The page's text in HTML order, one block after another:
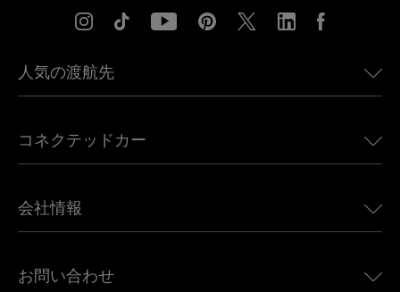
人気の渡航先
ヨーロッパ向けeSIM
カナダ向けeSIM
アフリカ向けeSIM
コネクテッドカー
Land Rover向けUbigi
Jeep向けUbigi
会社情報
Ubigi関連プレス
お問い合わせ